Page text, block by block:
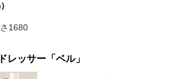
1680
レッサー「ベル」